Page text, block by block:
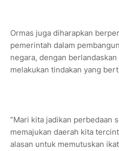
Ormas juga diharapkan
pemerintah dalam
negara, dengan
melakukan tindakan yang
”Mari kita jadikan perbedaan
memajukan daerah kita
alasan untuk memutuskan